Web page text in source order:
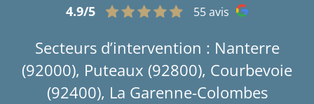
4.9/5 55 avis
Secteurs d’intervention : Nanterre
(92000), Puteaux (92800), Courbevoie
(92400), La Garenne-Colombes